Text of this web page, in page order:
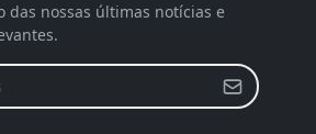
das nossas últimas notícias e